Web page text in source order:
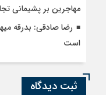
مهاجرین بر پشیمانی
رضا صادقی: بدرقه
است
ثبت دیدگاه